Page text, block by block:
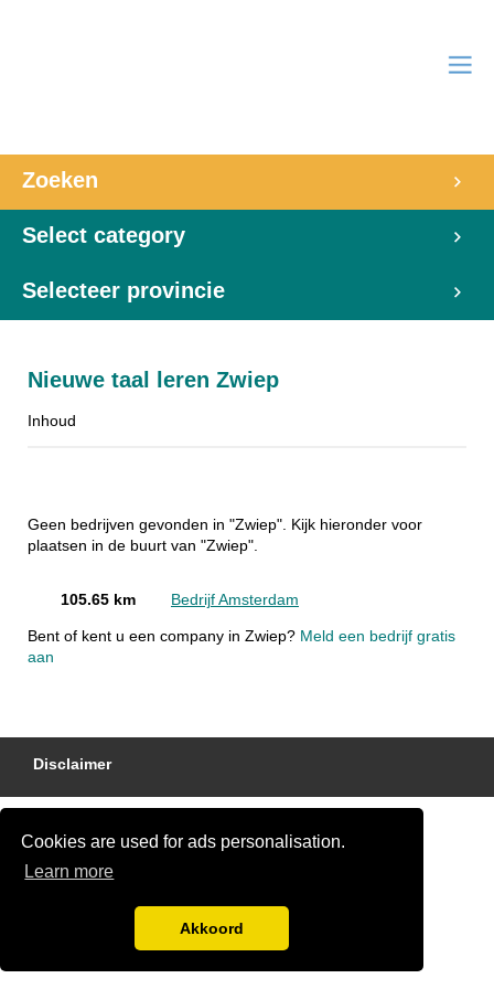
Cookies are used for ads personalisation.
Learn more
Akkoord
Zoeken
Select category
Selecteer provincie
Nieuwe taal leren Zwiep
Inhoud
Geen bedrijven gevonden in "Zwiep". Kijk hieronder voor
plaatsen in de buurt van "Zwiep".
105.65 km Bedrijf Amsterdam
Bent of kent u een company in Zwiep? Meld een bedrijf gratis
aan
Disclaimer